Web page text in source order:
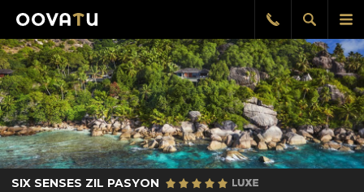
le
Afficher
la
Rappel
gratuit
SIX SENSES ZIL PASYON